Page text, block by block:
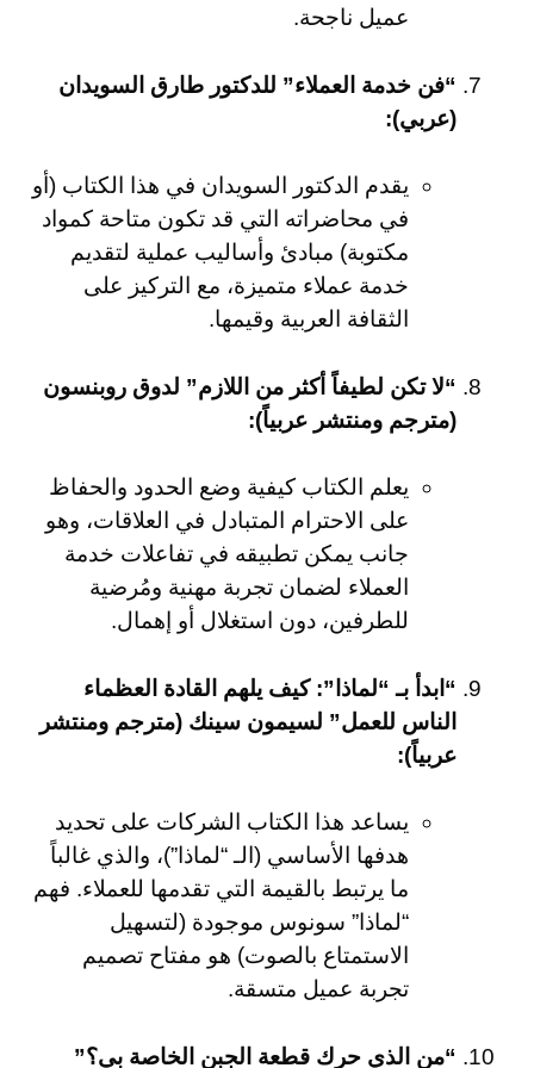
عميل ناجحة.
“فن خدمة العملاء” للدكتور طارق السويدان
(عربي):
يقدم الدكتور السويدان في هذا الكتاب (أو
في محاضراته التي قد تكون متاحة كمواد
مكتوبة) مبادئ وأساليب عملية لتقديم
خدمة عملاء متميزة، مع التركيز على
الثقافة العربية وقيمها.
“لا تكن لطيفاً أكثر من اللازم” لدوق روبنسون
(مترجم ومنتشر عربياً):
يعلم الكتاب كيفية وضع الحدود والحفاظ
على الاحترام المتبادل في العلاقات، وهو
جانب يمكن تطبيقه في تفاعلات خدمة
العملاء لضمان تجربة مهنية ومُرضية
للطرفين، دون استغلال أو إهمال.
“ابدأ بـ “لماذا”: كيف يلهم القادة العظماء
الناس للعمل” لسيمون سينك (مترجم ومنتشر
عربياً):
يساعد هذا الكتاب الشركات على تحديد
هدفها الأساسي (الـ “لماذا”)، والذي غالباً
ما يرتبط بالقيمة التي تقدمها للعملاء. فهم
“لماذا” سونوس موجودة (لتسهيل
الاستمتاع بالصوت) هو مفتاح تصميم
تجربة عميل متسقة.
“من الذي حرك قطعة الجبن الخاصة بي؟”